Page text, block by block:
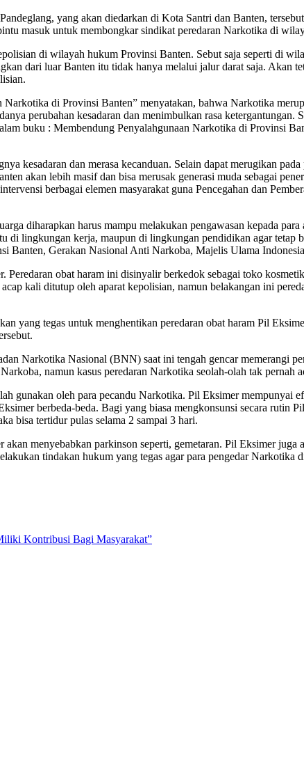
yang akan diedarkan di Kota Santri dan Banten,
masuk untuk membongkar sindikat peredaran Narkotika di
di wilayah hukum Provinsi Banten. Sebut saja seperti di
dari luar Banten itu tidak hanya melalui jalur darat saja. Akan
di Provinsi Banten” menyatakan, bahwa Narkotika
perubahan kesadaran dan menimbulkan rasa ketergantungan.
buku : Membendung Penyalahgunaan Narkotika di Provinsi
kesadaran dan merasa kecanduan. Selain dapat merugikan
akan lebih masif dan bisa merusak generasi muda sebagai
berbagai elemen masyarakat guna Pencegahan dan
diharapkan harus mampu melakukan pengawasan kepada
lingkungan kerja, maupun di lingkungan pendidikan agar tetap
Banten, Gerakan Nasional Anti Narkoba, Majelis Ulama
obat haram ini disinyalir berkedok sebagai toko
kali ditutup oleh aparat kepolisian, namun belakangan ini
yang tegas untuk menghentikan peredaran obat haram Pil
Narkotika Nasional (BNN) saat ini tengah gencar memerangi
namun kasus peredaran Narkotika seolah-olah tak pernah
gunakan oleh para pecandu Narkotika. Pil Eksimer mempunyai
berbeda-beda. Bagi yang biasa mengkonsunsi secara rutin
bisa tertidur pulas selama 2 sampai 3 hari.
menyebabkan parkinson seperti, gemetaran. Pil Eksimer
tindakan hukum yang tegas agar para pengedar Narkotika
Kontribusi Bagi Masyarakat”